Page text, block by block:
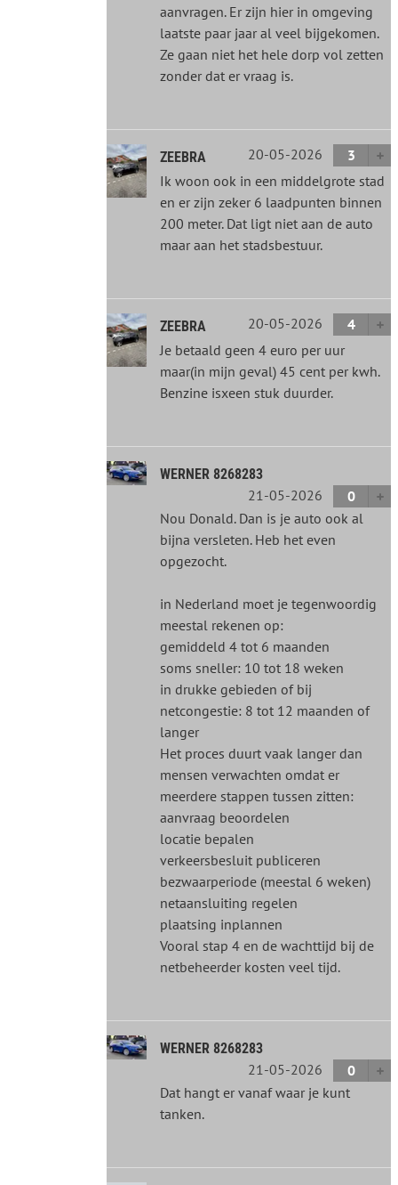
aanvragen. Er zijn hier in omgeving
laatste paar jaar al veel bijgekomen.
Ze gaan niet het hele dorp vol zetten
zonder dat er vraag is.
ZEEBRA 20-05-2026
3
Ik woon ook in een middelgrote stad
en er zijn zeker 6 laadpunten binnen
200 meter. Dat ligt niet aan de auto
maar aan het stadsbestuur.
ZEEBRA 20-05-2026
4
Je betaald geen 4 euro per uur
maar(in mijn geval) 45 cent per kwh.
Benzine isxeen stuk duurder.
WERNER 8268283
21-05-2026
0
Nou Donald. Dan is je auto ook al
bijna versleten. Heb het even
opgezocht.
in Nederland moet je tegenwoordig
meestal rekenen op:
gemiddeld 4 tot 6 maanden
soms sneller: 10 tot 18 weken
in drukke gebieden of bij
netcongestie: 8 tot 12 maanden of
langer
Het proces duurt vaak langer dan
mensen verwachten omdat er
meerdere stappen tussen zitten:
aanvraag beoordelen
locatie bepalen
verkeersbesluit publiceren
bezwaarperiode (meestal 6 weken)
netaansluiting regelen
plaatsing inplannen
Vooral stap 4 en de wachttijd bij de
netbeheerder kosten veel tijd.
WERNER 8268283
21-05-2026
0
Dat hangt er vanaf waar je kunt
tanken.